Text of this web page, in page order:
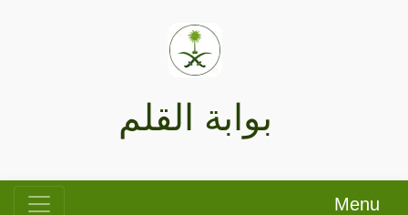
بوابة القلم
Menu